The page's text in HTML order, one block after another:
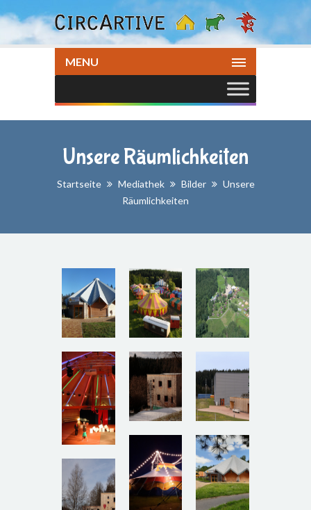
MENU
Unsere Räumlichkeiten
Startseite Mediathek Bilder
Unsere
Räumlichkeiten